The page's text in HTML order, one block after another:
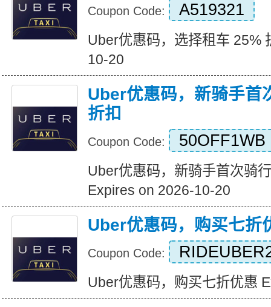
Coupon Code: A519321
Uber优惠码，选择租车 25%
10-20
Uber优惠码，新骑手首
折扣
Coupon Code: 50OFF1WB
Uber优惠码，新骑手首次骑
Expires on 2026-10-20
Uber优惠码，购买七折
Coupon Code:
Uber优惠码，购买七折优惠